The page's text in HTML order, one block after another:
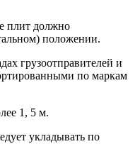
плит должно
положении.
грузоотправителей и
по маркам
1, 5 м.
укладывать по